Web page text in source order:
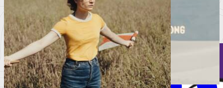
Porchat, Mourão, Vicente e Miranda, The Umbilical Brothers,
Matilde Brey
Ler mais
+
INSTAGRAM